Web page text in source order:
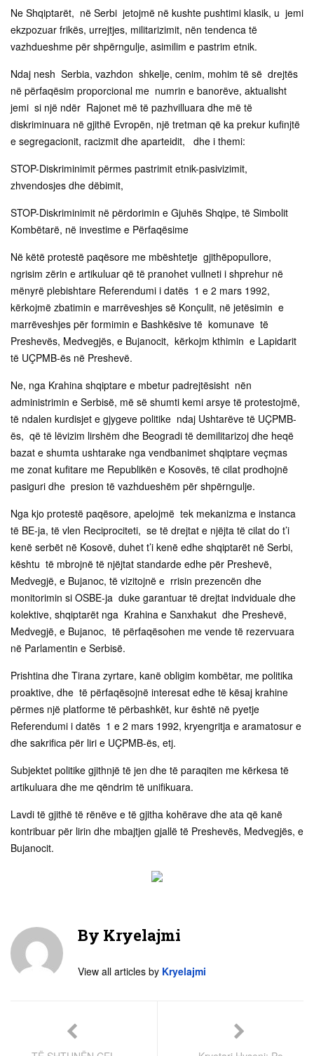
Ne Shqiptarët, në Serbi jetojmë në kushte pushtimi klasik, u jemi
ekzpozuar frikës, urrejtjes, militarizimit, nën tendenca të
vazhdueshme për shpërngulje, asimilim e pastrim etnik.
Ndaj nesh Serbia, vazhdon shkelje, cenim, mohim të së drejtës
në përfaqësim proporcional me numrin e banorëve, aktualisht
jemi si një ndër Rajonet më të pazhvilluara dhe më të
diskriminuara në gjithë Evropën, një tretman që ka prekur kufinjtë
e segregacionit, racizmit dhe aparteidit, dhe i themi:
STOP-Diskriminimit përmes pastrimit etnik-pasivizimit,
zhvendosjes dhe dëbimit,
STOP-Diskriminimit në përdorimin e Gjuhës Shqipe, të Simbolit
Kombëtarë, në investime e Përfaqësime
Në këtë protestë paqësore me mbështetje gjithëpopullore,
ngrisim zërin e artikuluar që të pranohet vullneti i shprehur në
mënyrë plebishtare Referendumi i datës 1 e 2 mars 1992,
kërkojmë zbatimin e marrëveshjes së Konçulit, në jetësimin e
marrëveshjes për formimin e Bashkësive të komunave të
Preshevës, Medvegjës, e Bujanocit, kërkojm kthimin e Lapidarit
të UÇPMB-ës në Preshevë.
Ne, nga Krahina shqiptare e mbetur padrejtësisht nën
administrimin e Serbisë, më së shumti kemi arsye të protestojmë,
të ndalen kurdisjet e gjygeve politike ndaj Ushtarëve të UÇPMB-
ës, që të lëvizim lirshëm dhe Beogradi të demilitarizoj dhe heqë
bazat e shumta ushtarake nga vendbanimet shqiptare veçmas
me zonat kufitare me Republikën e Kosovës, të cilat prodhojnë
pasiguri dhe presion të vazhdueshëm për shpërngulje.
Nga kjo protestë paqësore, apelojmë tek mekanizma e instanca
të BE-ja, të vlen Reciprociteti, se të drejtat e njëjta të cilat do t’i
kenë serbët në Kosovë, duhet t’i kenë edhe shqiptarët në Serbi,
kështu të mbrojnë të njëjtat standarde edhe për Preshevë,
Medvegjë, e Bujanoc, të vizitojnë e rrisin prezencën dhe
monitorimin si OSBE-ja duke garantuar të drejtat indviduale dhe
kolektive, shqiptarët nga Krahina e Sanxhakut dhe Preshevë,
Medvegjë, e Bujanoc, të përfaqësohen me vende të rezervuara
në Parlamentin e Serbisë.
Prishtina dhe Tirana zyrtare, kanë obligim kombëtar, me politika
proaktive, dhe të përfaqësojnë interesat edhe të kësaj krahine
përmes një platforme të përbashkët, kur është në pyetje
Referendumi i datës 1 e 2 mars 1992, kryengritja e aramatosur e
dhe sakrifica për liri e UÇPMB-ës, etj.
Subjektet politike gjithnjë të jen dhe të paraqiten me kërkesa të
artikuluara dhe me qëndrim të unifikuara.
Lavdi të gjithë të rënëve e të gjitha kohërave dhe ata që kanë
kontribuar për lirin dhe mbajtjen gjallë të Preshevës, Medvegjës, e
Bujanocit.
By Kryelajmi
View all articles by Kryelajmi